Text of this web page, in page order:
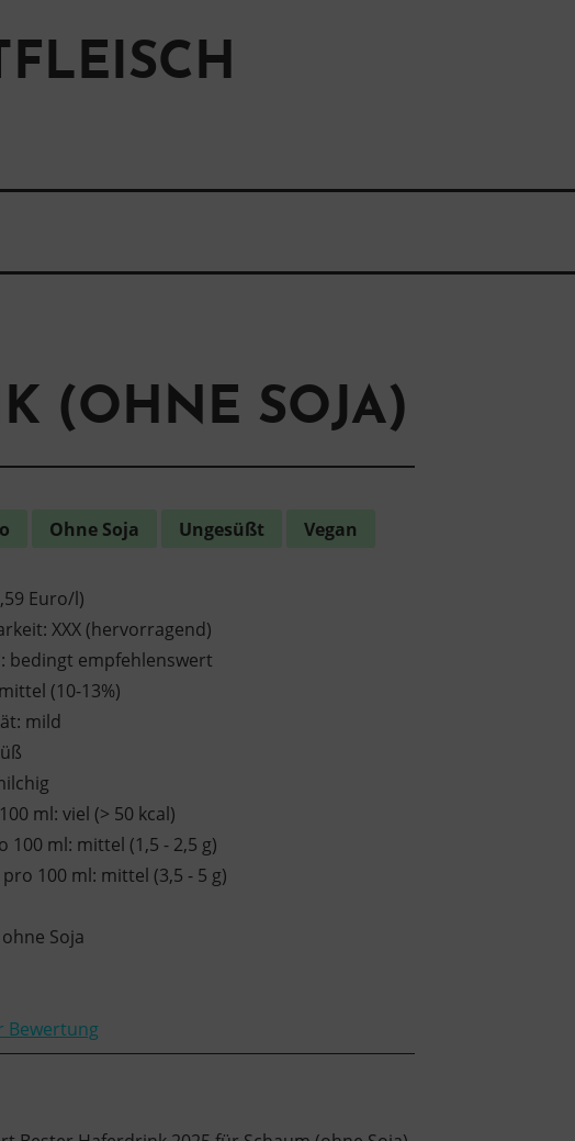
(OHNE SOJA)
Ohne Soja Ungesüßt Vegan
Euro/l)
:XXX (hervorragend)
: bedingt empfehlenswert
mittel (10-13%)
: mild
ml:viel (> 50 kcal)
100 ml: mittel (1,5 - 2,5 g)
100 ml: mittel (3,5 - 5 g)
Soja
Bewertung